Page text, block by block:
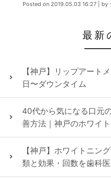
Posted on 2019.05.03 16:27 by
最新
【神戸】リップアート
日〜ダウンタイム
40代から気になる口元
善方法｜神戸のホワイ
【神戸】ホワイトニン
類と効果・回数を歯科